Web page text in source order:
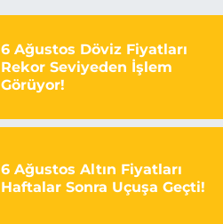
6 Ağustos Döviz Fiyatları
Rekor Seviyeden İşlem
Görüyor!
6 Ağustos Altın Fiyatları
Haftalar Sonra Uçuşa Geçti!